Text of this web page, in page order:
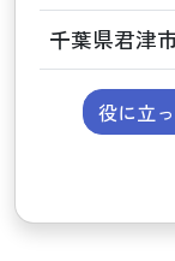
千葉県君津
役に立